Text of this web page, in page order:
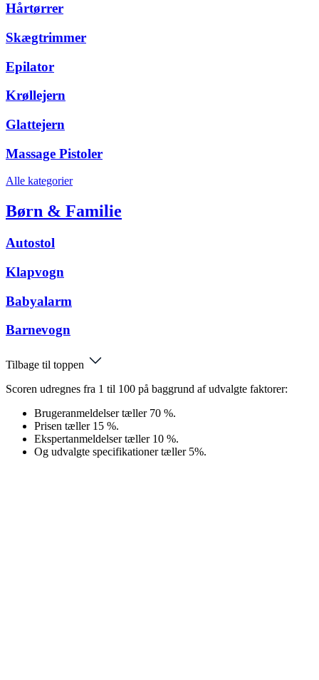
Hårtørrer
Skægtrimmer
Epilator
Krøllejern
Glattejern
Massage Pistoler
Alle kategorier
Børn & Familie
Autostol
Klapvogn
Babyalarm
Barnevogn
Tilbage til toppen
Scoren udregnes fra 1 til 100 på baggrund af udvalgte faktorer:
Brugeranmeldelser tæller 70 %.
Prisen tæller 15 %.
Ekspertanmeldelser tæller 10 %.
Og udvalgte specifikationer tæller 5%.